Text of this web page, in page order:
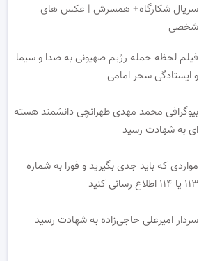
سریال شکارگاه+ همسرش | عکس های
شخصی
فیلم لحظه حمله رژیم صهیونی به صدا و سیما
و ایستادگی سحر امامی
بیوگرافی محمد مهدی طهرانچی دانشمند هسته
ای به شهادت رسید
مواردی که باید جدی بگیرید و فورا به شماره
۱۱۳ یا ۱۱۴ اطلاع رسانی کنید
سردار امیرعلی حاجی‌زاده به شهادت رسید